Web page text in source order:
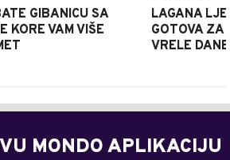
GIBANICU SA
KORE VAM VIŠE
LAGANA
GOTOVA ZA
VRELE DANE
MONDO APLIKACIJU